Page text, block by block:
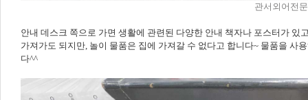
관서외어전
안내 데스크 쪽으로 가면 생활에 관련된 다양한 안내 책자나 포스터가
가져가도 되지만, 놀이 물품은 집에 가져갈 수 없다고 합니다~ 물품을 사
다^^